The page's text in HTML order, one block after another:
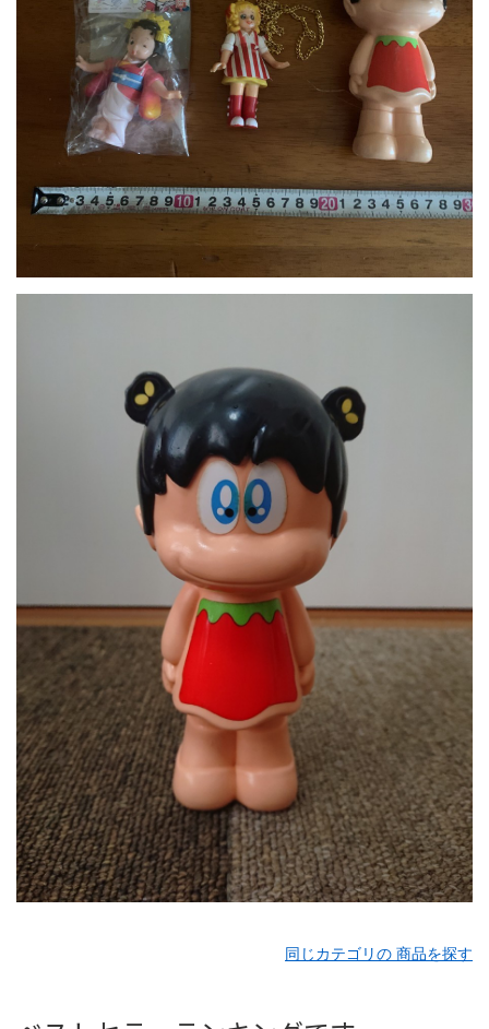
同じカテゴリの 商品を探す